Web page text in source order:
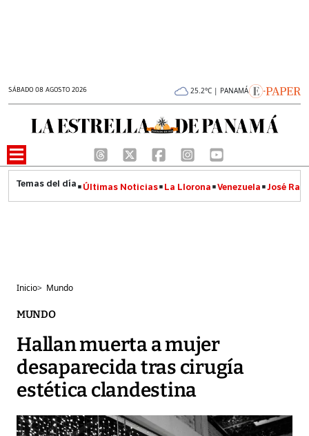
SÁBADO 08 AGOSTO 2026 25.2°C | PANAMÁ
Últimas Noticias La Llorona Venezuela José
Inicio> Mundo
MUNDO
Hallan muerta a mujer
desaparecida tras cirugía
estética clandestina